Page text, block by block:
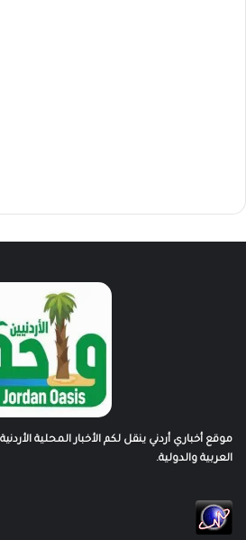
موقع أخباري أردني ينقل لكم الأخبار المحلية
العربية والدولية.